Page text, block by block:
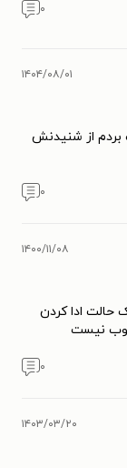
۰
۱۴۰۴/۰۸/۰۱
بردم از شنیدنش
۰
۱۴۰۰/۱۱/۰۸
حالت ادا کردن
نیست
۰
۱۴۰۳/۰۳/۲۰